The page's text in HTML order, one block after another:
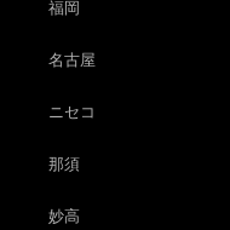
福岡
名古屋
ニセコ
那須
妙高